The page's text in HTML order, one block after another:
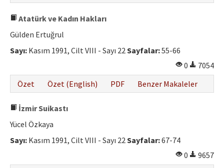
Atatürk ve Kadın Hakları
Gülden Ertuğrul
Sayı: Kasım 1991, Cilt VIII - Sayı 22Sayfalar:55-66
0
7054
Özet
Özet (English) PDF Benzer Makaleler
İzmir Suikastı
Yücel Özkaya
Sayı: Kasım 1991, Cilt VIII - Sayı 22Sayfalar:67-74
0
9657